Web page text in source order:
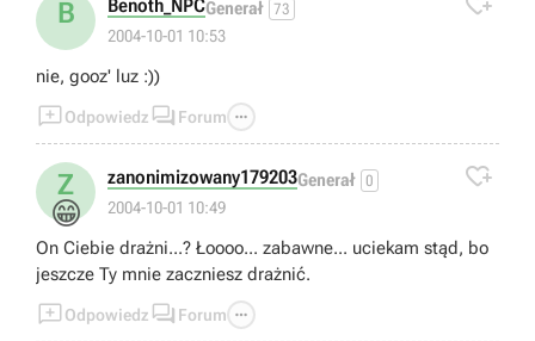
B Benoth_NPCGenerał 73
2004-10-01 10:53
nie, gooz' luz :))
Odpowiedz  Forum 
Z
😁
zanonimizowany179203Generał 0
2004-10-01 10:49

On Ciebie drażni...? Łoooo... zabawne... uciekam stąd, bo
jeszcze Ty mnie zaczniesz drażnić.
Odpowiedz  Forum 